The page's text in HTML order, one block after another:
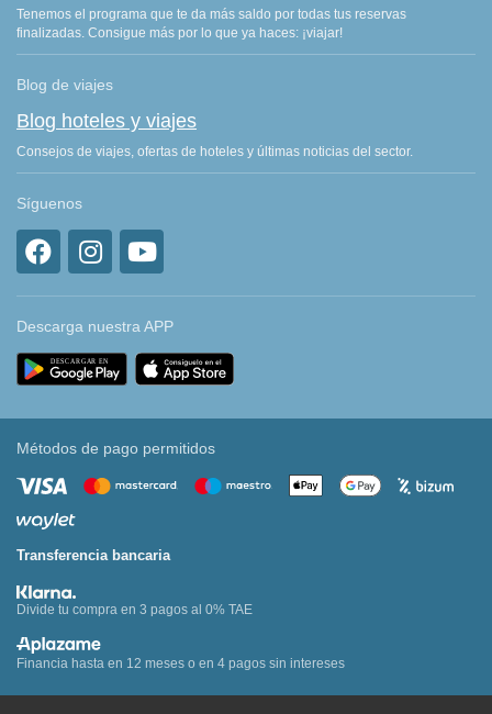
Tenemos el programa que te da más saldo por todas tus reservas
finalizadas. Consigue más por lo que ya haces: ¡viajar!
Blog de viajes
Blog hoteles y viajes
Consejos de viajes, ofertas de hoteles y últimas noticias del sector.
Síguenos
Descarga nuestra APP
Métodos de pago permitidos
Transferencia bancaria
Divide tu compra en 3 pagos al 0% TAE
Financia hasta en 12 meses o en 4 pagos sin intereses